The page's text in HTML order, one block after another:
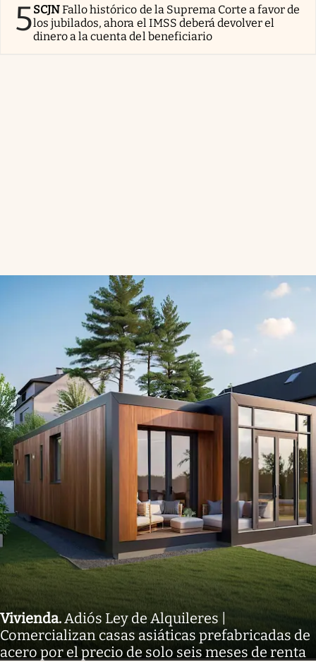
5SCJNFallo histórico de la Suprema Corte a favor de
los jubilados, ahora el IMSS deberá devolver el
dinero a la cuenta del beneficiario
Vivienda.Adiós Ley de Alquileres |
Comercializan casas asiáticas prefabricadas de
acero por el precio de solo seis meses de renta